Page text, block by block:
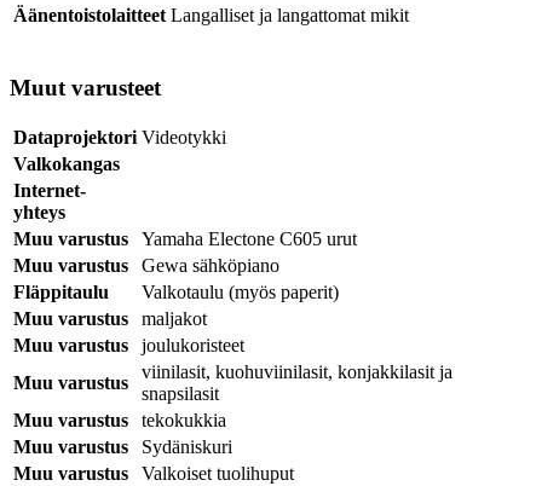
Äänentoistolaitteet Langalliset ja langattomat mikit
Muut varusteet
Dataprojektori Videotykki
Valkokangas
Internet-
yhteys
Muu varustus
Yamaha Electone C605 urut
Muu varustus
Gewa sähköpiano
Fläppitaulu
Valkotaulu (myös paperit)
Muu varustus
maljakot
Muu varustus
joulukoristeet
Muu varustus
viinilasit, kuohuviinilasit, konjakkilasit ja
snapsilasit
Muu varustus
tekokukkia
Muu varustus
Sydäniskuri
Muu varustus
Valkoiset tuolihuput